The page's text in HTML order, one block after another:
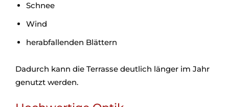
Schnee
Wind
herabfallenden Blättern
Dadurch kann die Terrasse deutlich länger im Jahr
genutzt werden.